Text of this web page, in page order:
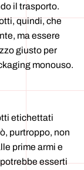
il trasporto.
quindi, che
ma essere
giusto per
monouso.
etichettati
purtroppo, non
prime armi e
esserti